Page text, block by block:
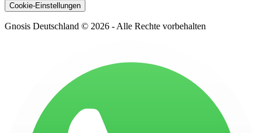
Cookie-Einstellungen
Gnosis Deutschland © 2026 - Alle Rechte vorbehalten